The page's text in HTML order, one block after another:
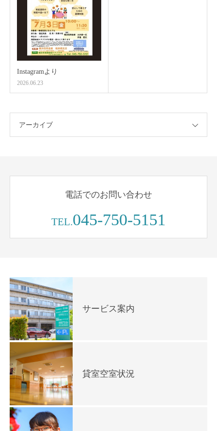
Instagramより
2026.06.23
アーカイブ
電話でのお問い合わせ
TEL.045-750-5151
サービス案内
貸室空室状況